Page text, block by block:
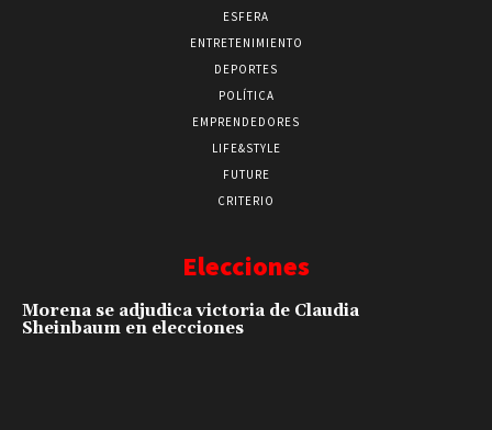
ESFERA
ENTRETENIMIENTO
DEPORTES
POLÍTICA
EMPRENDEDORES
LIFE&STYLE
FUTURE
CRITERIO
Elecciones
Morena se adjudica victoria de Claudia
Sheinbaum en elecciones